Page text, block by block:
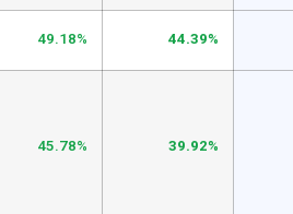
44.39%
49.18%
39.92%
45.78%